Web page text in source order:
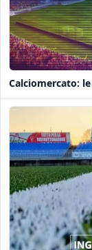
Calciomercato: